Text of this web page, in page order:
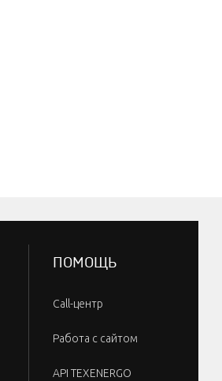
ПОМОЩЬ
Call-центр
Работа с сайтом
API TEXENERGO